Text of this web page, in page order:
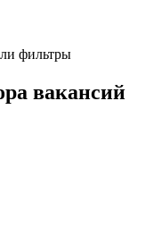
фильтры
вакансий